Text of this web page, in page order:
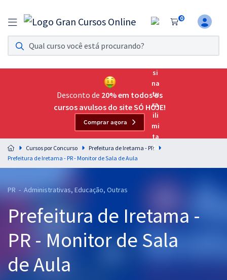
0
Assinatura Ilimitada 11
Acesso a todos os cursos. Teste grátis por 7 dias!
Assinatura OAB Até Passar
Acesso ilimitado a toda preparação para o Exame da
Residências Multiprofissionais
Preparação completa e intensiva para as principais
residências em saúde do Brasil
Cursos 20% OFF
Pós
Graduação
Desconto de 20% em todos os
cursos avulsos do site SÓ HOJE!
Comprar agora
Cursos por Concurso
Prefeitura de Iretama - PR
Prefeitura de Iretama - PR - Monitor de Sala de Aula
PR - Administrativas, Educação, Outras
Prefeitura de Iretama -
PR - Monitor de Sala
de Aula